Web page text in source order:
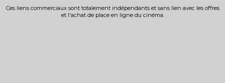
Ces liens commerciaux sont totalement indépendants et sans lien avec les offres
et l'achat de place en ligne du cinéma.